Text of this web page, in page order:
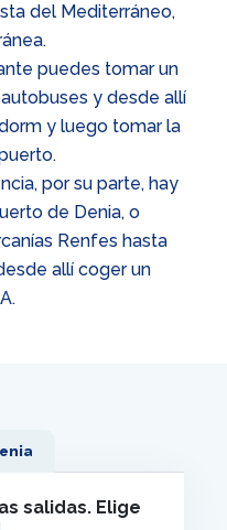
del Mediterráneo,
puedes tomar un
y desde allí
y luego tomar la
por su parte, hay
de Denia, o
Renfes hasta
allí coger un
salidas. Elige